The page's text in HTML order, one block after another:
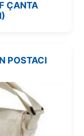
ÇANTA
POSTACI